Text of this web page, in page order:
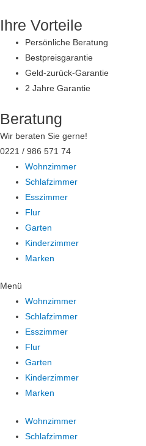
Inhalt
springen
Ihre Vorteile
Persönliche Beratung
Bestpreisgarantie
Geld-zurück-Garantie
2 Jahre Garantie
Beratung
Wir beraten Sie gerne!
0221 / 986 571 74
Wohnzimmer
Schlafzimmer
Esszimmer
Flur
Garten
Kinderzimmer
Marken
Menü
Wohnzimmer
Schlafzimmer
Esszimmer
Flur
Garten
Kinderzimmer
Marken
Wohnzimmer
Schlafzimmer